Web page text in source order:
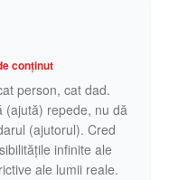
conținut
person, cat dad.
(ajută) repede, nu dă
(ajutorul). Cred
infinite ale
ale lumii reale.